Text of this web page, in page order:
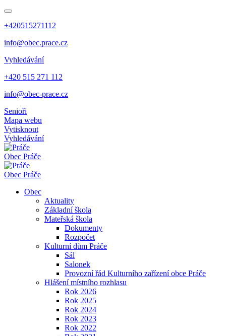
+420515271112
info@obec.prace.cz
Vyhledávání
+420 515 271 112
info@obec-prace.cz
Senioři
Mapa webu
Vytisknout
Vyhledávání
Obec Práče
Obec Práče
Obec
Aktuality
Základní škola
Mateřská škola
Dokumenty
Rozpočet
Kulturní dům Práče
Sál
Salonek
Provozní řád Kulturního zařízení obce Práče
Hlášení místního rozhlasu
Rok 2026
Rok 2025
Rok 2024
Rok 2023
Rok 2022